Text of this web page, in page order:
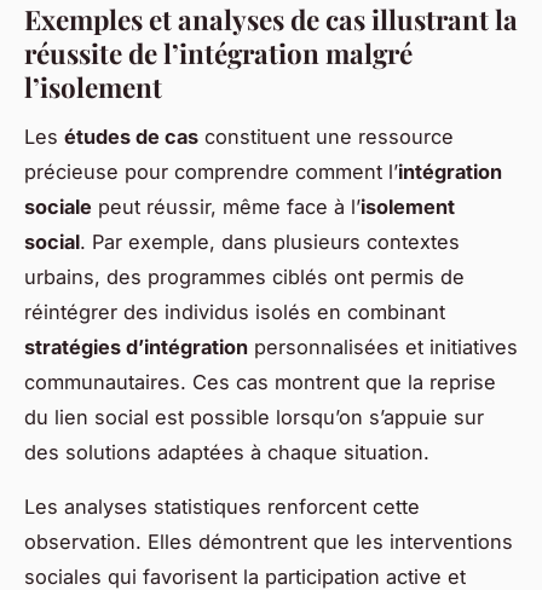
Exemples et analyses de cas illustrant la
réussite de l’intégration malgré
l’isolement
Les études de cas constituent une ressource
précieuse pour comprendre comment l’intégration
sociale peut réussir, même face à l’isolement
social. Par exemple, dans plusieurs contextes
urbains, des programmes ciblés ont permis de
réintégrer des individus isolés en combinant
stratégies d’intégration personnalisées et initiatives
communautaires. Ces cas montrent que la reprise
du lien social est possible lorsqu’on s’appuie sur
des solutions adaptées à chaque situation.
Les analyses statistiques renforcent cette
observation. Elles démontrent que les interventions
sociales qui favorisent la participation active et